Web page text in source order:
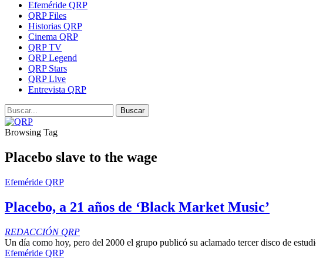
Efeméride QRP
QRP Files
Historias QRP
Cinema QRP
QRP TV
QRP Legend
QRP Stars
QRP Live
Entrevista QRP
Browsing Tag
Placebo slave to the wage
Efeméride QRP
Placebo, a 21 años de ‘Black Market Music’
REDACCIÓN QRP
Un día como hoy, pero del 2000 el grupo publicó su aclamado tercer disco de
Efeméride QRP